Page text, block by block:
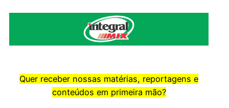
Quer receber nossas matérias, reportagens e
conteúdos em primeira mão?